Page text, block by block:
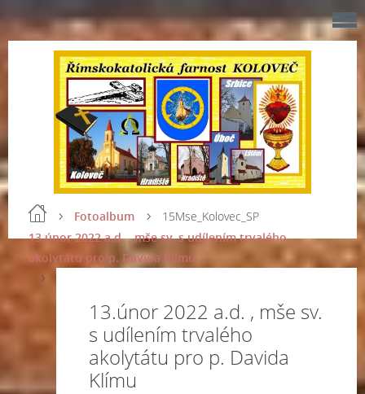
Fotoalbum
13.únor 2022 a.d. , mše sv. s udílením trvalého
akolytátu pro p. Davida Klímu
15Mse_Kolovec_SP
13.únor 2022 a.d. , mše sv.
s udílením trvalého
akolytátu pro p. Davida
Klímu